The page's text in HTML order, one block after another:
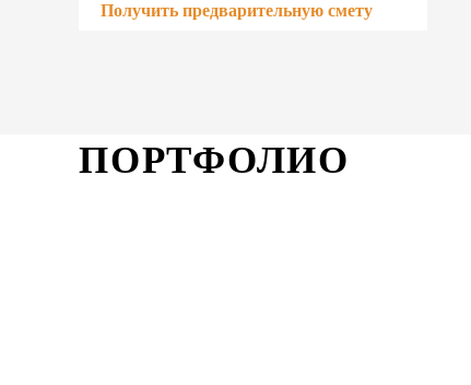
Получить предварительную смету
ПОРТФОЛИО